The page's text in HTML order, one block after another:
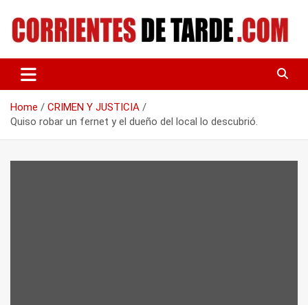
content
CORRIENTES DE TARDE
Home
CRIMEN Y JUSTICIA
Quiso robar un fernet y el dueño del local lo descubrió.